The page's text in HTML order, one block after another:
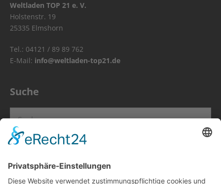
Weltladen TOP 21 e. V.
Holstenstr. 19
25335 Elmshorn
Tel.: 04121 / 89 89 762
E-Mail: info@weltladen-top21.de
Suche
nach:
Info
Impressum
Datenschutz